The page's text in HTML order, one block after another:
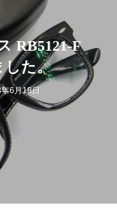
RB5121-F
した。
6月18日